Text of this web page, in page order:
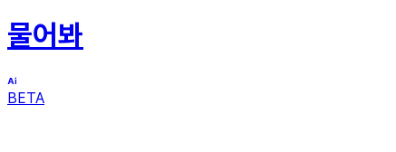
물어봐
BETA